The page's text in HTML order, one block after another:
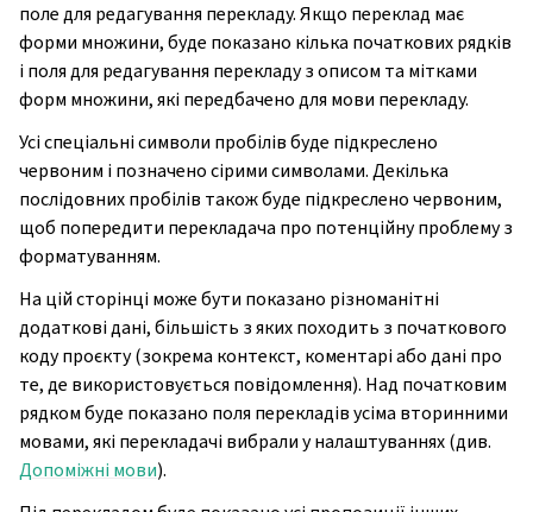
поле для редагування перекладу. Якщо переклад має
форми множини, буде показано кілька початкових рядків
і поля для редагування перекладу з описом та мітками
форм множини, які передбачено для мови перекладу.
Усі спеціальні символи пробілів буде підкреслено
червоним і позначено сірими символами. Декілька
послідовних пробілів також буде підкреслено червоним,
щоб попередити перекладача про потенційну проблему з
форматуванням.
На цій сторінці може бути показано різноманітні
додаткові дані, більшість з яких походить з початкового
коду проєкту (зокрема контекст, коментарі або дані про
те, де використовується повідомлення). Над початковим
рядком буде показано поля перекладів усіма вторинними
мовами, які перекладачі вибрали у налаштуваннях (див.
Допоміжні мови).